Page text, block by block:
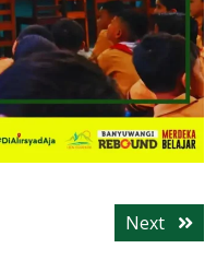
Next Next
post: